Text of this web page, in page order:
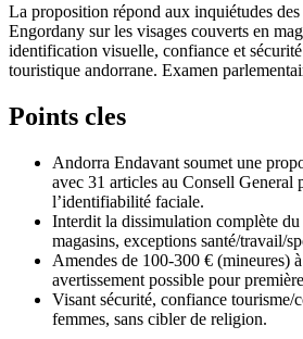
La proposition répond aux inquiétudes des
Engordany sur les visages couverts en
identification visuelle, confiance et
touristique andorrane. Examen
Points cles
Andorra Endavant soumet une
avec 31 articles au Consell General
l’identifiabilité faciale.
Interdit la dissimulation complète
magasins, exceptions santé/travail/
Amendes de 100-300 € (mineures)
avertissement possible pour
Visant sécurité, confiance tourisme/
femmes, sans cibler de religion.